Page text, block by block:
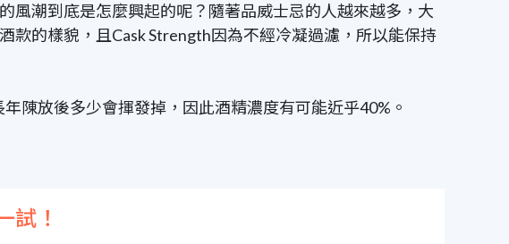
風潮到底是怎麼興起的呢？隨著品威士忌的人越來越多，大
款的樣貌，且Cask Strength因為不經冷凝過濾，所以能保持
陳放後多少會揮發掉，因此酒精濃度有可能近乎40%。
試！